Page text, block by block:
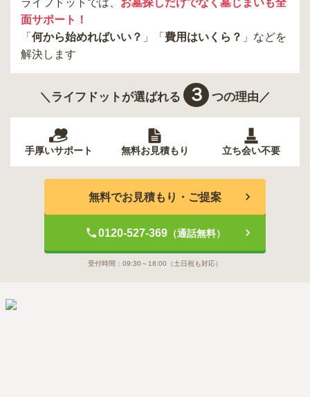
ライフドットでは、 お墓探しだけでなく墓じまいも全
面サポート！
「 何から始めればいい？ 」「 費用はいくら？ 」などを
解決します
＼ライフドットが選ばれる ３ つの理由／
手厚いサポート 無料お見積もり 立ち会い不要
無料でお見積もり・ご提案
0120-527-369（通話無料）
受付時間： 09:30～18:00 （土日祝も対応）